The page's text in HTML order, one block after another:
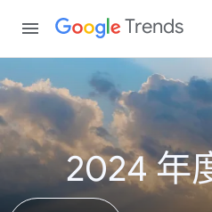
Trends
2024 年